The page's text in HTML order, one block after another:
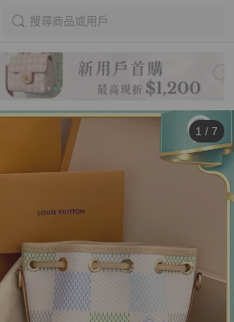
搜尋商品或用戶
1 / 7